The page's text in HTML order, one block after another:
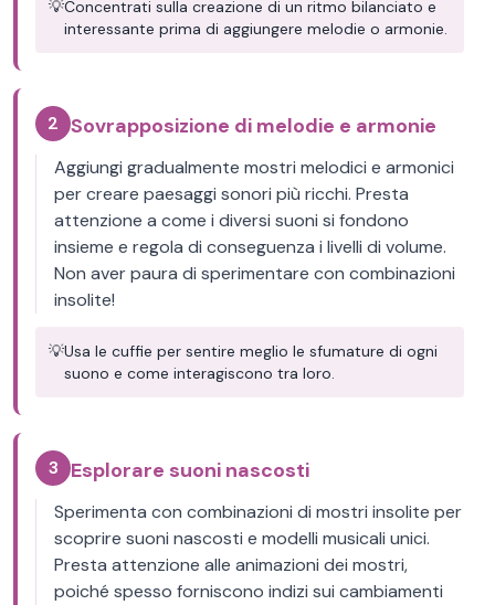
💡Concentrati sulla creazione di un ritmo bilanciato e
interessante prima di aggiungere melodie o armonie.
2 Sovrapposizione di melodie e armonie
Aggiungi gradualmente mostri melodici e armonici
per creare paesaggi sonori più ricchi. Presta
attenzione a come i diversi suoni si fondono
insieme e regola di conseguenza i livelli di volume.
Non aver paura di sperimentare con combinazioni
insolite!
💡Usa le cuffie per sentire meglio le sfumature di ogni
suono e come interagiscono tra loro.
3 Esplorare suoni nascosti
Sperimenta con combinazioni di mostri insolite per
scoprire suoni nascosti e modelli musicali unici.
Presta attenzione alle animazioni dei mostri,
poiché spesso forniscono indizi sui cambiamenti